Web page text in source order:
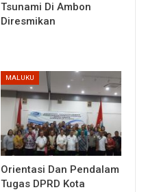
Tsunami Di Ambon
Diresmikan
MALUKU
Orientasi Dan Pendalam
Tugas DPRD Kota